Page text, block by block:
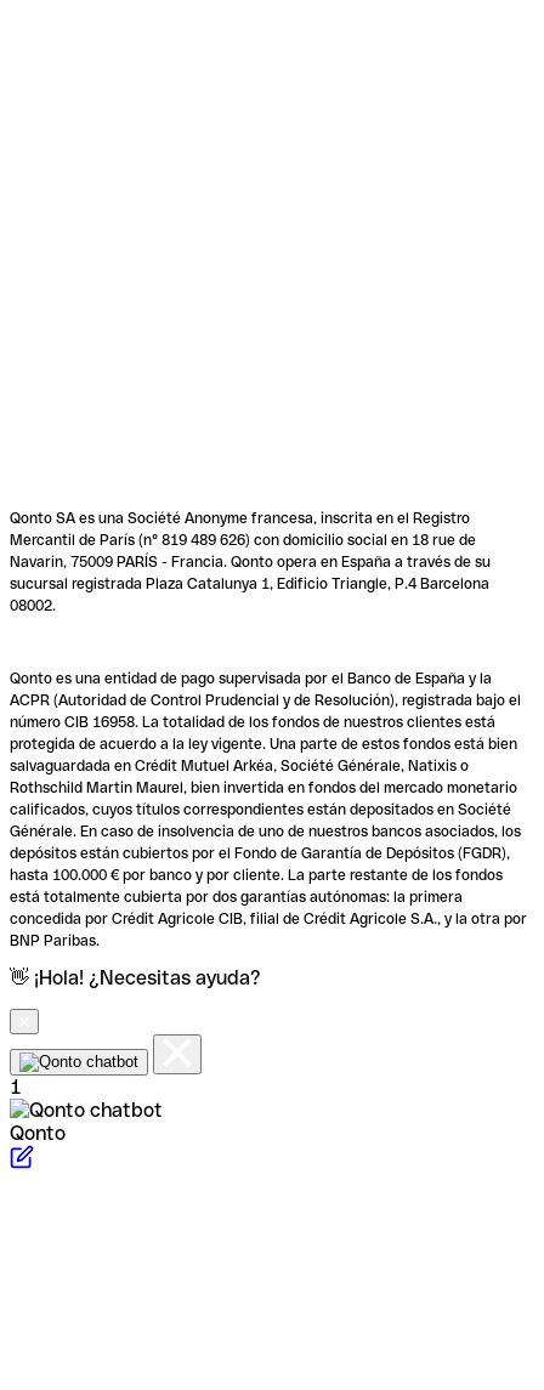
Qonto SA es una Société Anonyme francesa, inscrita en el Registro
Mercantil de París (n° 819 489 626) con domicilio social en 18 rue de
Navarin, 75009 PARÍS - Francia. Qonto opera en España a través de su
sucursal registrada Plaza Catalunya 1, Edificio Triangle, P.4 Barcelona
08002.
Qonto es una entidad de pago supervisada por el Banco de España y la
ACPR (Autoridad de Control Prudencial y de Resolución), registrada bajo el
número CIB 16958. La totalidad de los fondos de nuestros clientes está
protegida de acuerdo a la ley vigente. Una parte de estos fondos está bien
salvaguardada en Crédit Mutuel Arkéa, Société Générale, Natixis o
Rothschild Martin Maurel, bien invertida en fondos del mercado monetario
calificados, cuyos títulos correspondientes están depositados en Société
Générale. En caso de insolvencia de uno de nuestros bancos asociados, los
depósitos están cubiertos por el Fondo de Garantía de Depósitos (FGDR),
hasta 100.000 € por banco y por cliente. La parte restante de los fondos
está totalmente cubierta por dos garantías autónomas: la primera
concedida por Crédit Agricole CIB, filial de Crédit Agricole S.A., y la otra por
BNP Paribas.
👋 ¡Hola! ¿Necesitas ayuda?
1
Qonto